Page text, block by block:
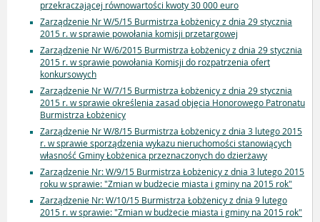
przekraczającej równowartości kwoty 30 000 euro
Zarządzenie Nr W/5/15 Burmistrza Łobżenicy z dnia 29 stycznia
2015 r. w sprawie powołania komisji przetargowej
Zarządzenie Nr W/6/2015 Burmistrza Łobżenicy z dnia 29 stycznia
2015 r. w sprawie powołania Komisji do rozpatrzenia ofert
konkursowych
Zarządzenie Nr W/7/15 Burmistrza Łobżenicy z dnia 29 stycznia
2015 r. w sprawie określenia zasad objęcia Honorowego Patronatu
Burmistrza Łobżenicy
Zarządzenie Nr W/8/15 Burmistrza Łobżenicy z dnia 3 lutego 2015
r. w sprawie sporządzenia wykazu nieruchomości stanowiących
własność Gminy Łobżenica przeznaczonych do dzierżawy
Zarządzenie Nr: W/9/15 Burmistrza Łobżenicy z dnia 3 lutego 2015
roku w sprawie: "Zmian w budżecie miasta i gminy na 2015 rok"
Zarządzenie Nr: W/10/15 Burmistrza Łobżenicy z dnia 9 lutego
2015 r. w sprawie: "Zmian w budżecie miasta i gminy na 2015 rok"